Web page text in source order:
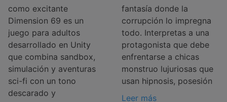
como excitante
Dimension 69 es un
juego para adultos
desarrollado en Unity
que combina sandbox,
simulación y aventuras
sci-fi con un tono
descarado y
fantasía donde la
corrupción lo impregna
todo. Interpretas a una
protagonista que debe
enfrentarse a chicas
monstruo lujuriosas que
usan hipnosis, posesión
Leer más